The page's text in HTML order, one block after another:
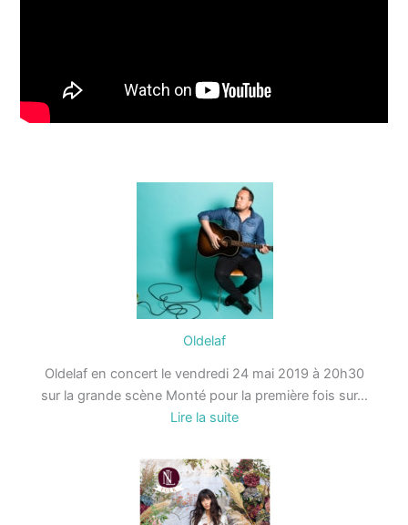
Oldelaf
Oldelaf en concert le vendredi 24 mai 2019 à 20h30
sur la grande scène Monté pour la première fois sur…
Lire la suite: